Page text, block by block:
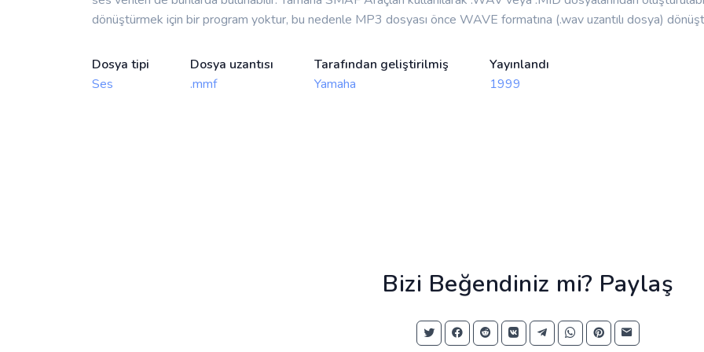
dönüştürmek için bir program yoktur, bu nedenle MP3 dosyası önce WAVE formatına (.wav uzantılı dosya)
Dosya tipi
Ses
Dosya uzantısı
.mmf
Tarafından geliştirilmiş
Yamaha
Yayınlandı
1999
Bizi Beğendiniz mi? Paylaş